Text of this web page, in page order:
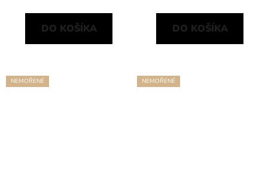
DO KOŠÍKA DO KOŠÍKA
NEMOŘENÉ NEMOŘENÉ